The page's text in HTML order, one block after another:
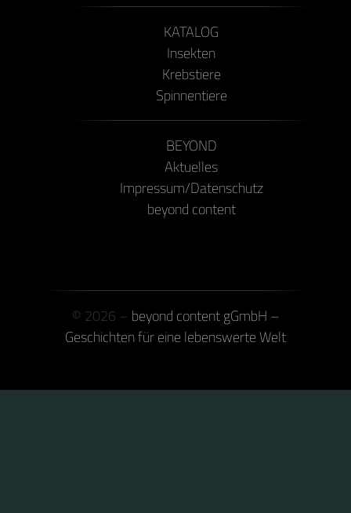
KATALOG
Insekten
Krebstiere
Spinnentiere
BEYOND
Aktuelles
Impressum/Datenschutz
beyond content
© 2026 – beyond content gGmbH –
Geschichten für eine lebenswerte Welt